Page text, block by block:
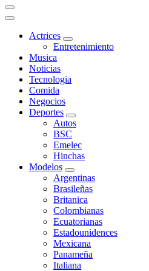
Actrices
Entretenimiento
Musica
Noticias
Tecnologia
Comida
Negocios
Deportes
Autos
BSC
Emelec
Hinchas
Modelos
Argentinas
Brasileñas
Britanica
Colombianas
Ecuatorianas
Estadounidences
Mexicana
Panameña
Italiana